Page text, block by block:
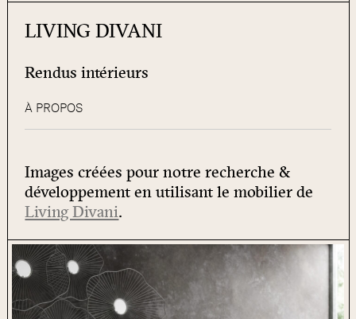
LIVING DIVANI
Rendus intérieurs
À PROPOS
Images créées pour notre recherche &
développement en utilisant le mobilier de
Living Divani.